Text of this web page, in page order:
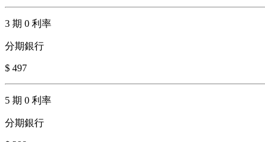
3 期 0 利率
分期銀行
$ 497
5 期 0 利率
分期銀行